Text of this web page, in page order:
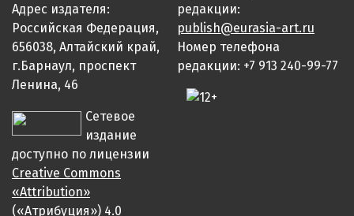
Адрес издателя:
Российская Федерация,
656038, Алтайский край,
г.Барнаул, проспект
Ленина, 46
Сетевое
издание
доступно по лицензии
Creative Commons
«Attribution»
(«Атрибуция») 4.0
редакции:
publish@eurasia-art.ru
Номер телефона
редакции: +7 913 240-99-77